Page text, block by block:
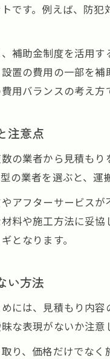
です。例えば、防
補助金制度を活用
置の費用の一部を
用バランスの考え方
注意点
の業者から見積も
の業者を選ぶと、
アフターサービス
料や施工方法に妥
となります。
い方法
には、見積もり内
な表現がないか注
り、価格だけでな